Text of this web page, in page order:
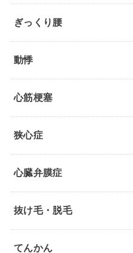
ぎっくり腰
動悸
心筋梗塞
狭心症
心臓弁膜症
抜け毛・脱毛
てんかん